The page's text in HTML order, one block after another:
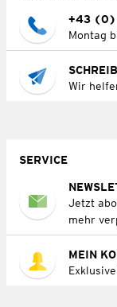
+43 (0)
Montag
Wir
SERVICE
Jetzt
mehr
MEIN